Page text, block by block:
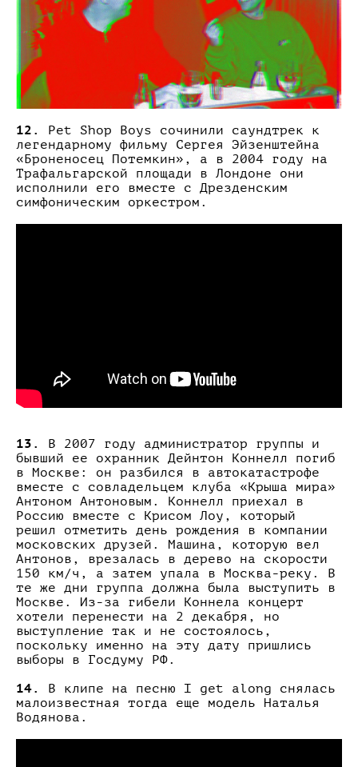
12.
Pet Shop Boys сочинили саундтрек к
легендарному фильму Сергея Эйзенштейна
«Броненосец Потемкин», а в 2004 году на
Трафальгарской площади в Лондоне они
исполнили его вместе с Дрезденским
симфоническим оркестром.
13.
В 2007 году администратор группы и
бывший ее охранник Дейнтон Коннелл погиб
в Москве: он разбился в автокатастрофе
вместе с совладельцем клуба «Крыша мира»
Антоном Антоновым. Коннелл приехал в
Россию вместе с Крисом Лоу, который
решил отметить день рождения в компании
московских друзей. Машина, которую вел
Антонов, врезалась в дерево на скорости
150 км/ч, а затем упала в Москва-реку. В
те же дни группа должна была выступить в
Москве. Из-за гибели Коннела концерт
хотели перенести на 2 декабря, но
выступление так и не состоялось,
поскольку именно на эту дату пришлись
выборы в Госдуму РФ.
14. В клипе на песню I get along снялась
малоизвестная тогда еще модель Наталья
Водянова.